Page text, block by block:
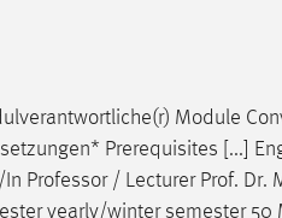
Module
Prerequisites [...]
In Professor/ Lecturer Prof. Dr.
yearly/winter semester